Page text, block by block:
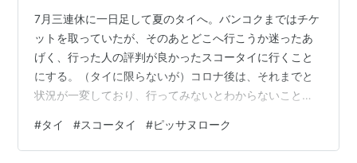
7月三連休に一日足して夏のタイへ。バンコクまではチケ
ットを取っていたが、そのあとどこへ行こうか迷ったあ
げく、行った人の評判が良かったスコータイに行くこと
にする。（タイに限らないが）コロナ後は、それまでと
状況が一変しており、行ってみないとわからないことが
空港（マレーシア航空）⇒ ②７月１２日（金）⇒クアラ
ルンプール（エアアジア）ドンムアン（エアアジア）ピ
#タイ #スコータイ #ピッサヌローク